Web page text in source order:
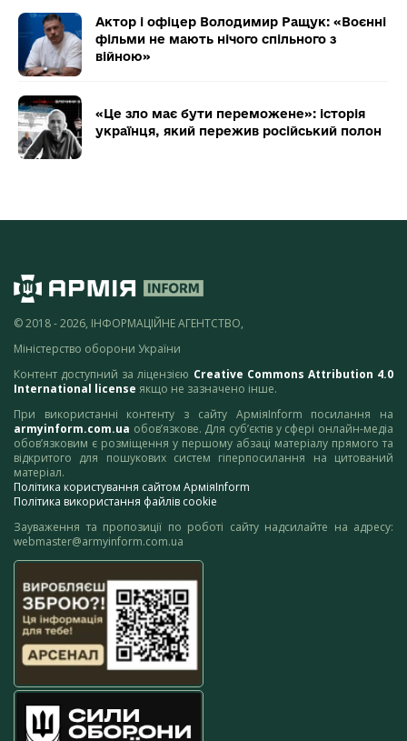
Актор і офіцер Володимир Ращук: «Воєнні
фільми не мають нічого спільного з
війною»
«Це зло має бути переможене»: історія
українця, який пережив російський полон
© 2018 - 2026, ІНФОРМАЦІЙНЕ АГЕНТСТВО,
Міністерство оборони України
Контент доступний за ліцензією Creative Commons Attribution 4.0
International license якщо не зазначено інше.
При використанні контенту з сайту АрміяInform посилання на
armyinform.com.ua обов’язкове. Для суб’єктів у сфері онлайн-медіа
обов’язковим є розміщення у першому абзаці матеріалу прямого та
відкритого для пошукових систем гіперпосилання на цитований
матеріал.
Політика користування сайтом АрміяInform
Політика використання файлів cookie
Зауваження та пропозиції по роботі сайту надсилайте на адресу:
webmaster@armyinform.com.ua